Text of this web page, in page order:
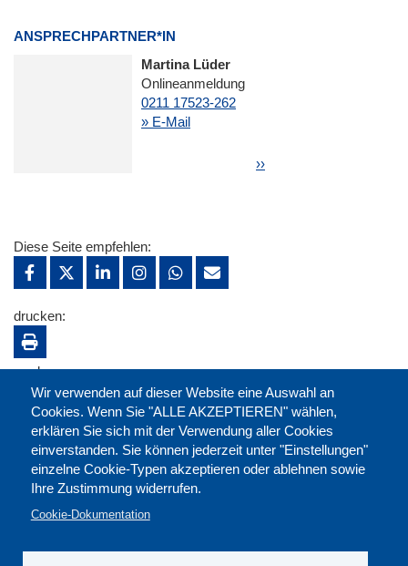
ANSPRECHPARTNER*IN
Martina Lüder
Onlineanmeldung
0211 17523-262
» E-Mail
SeitennummerierungNächste Seite
››
Wir verwenden auf dieser Website eine Auswahl an
Cookies. Wenn Sie "ALLE AKZEPTIEREN" wählen,
erklären Sie sich mit der Verwendung aller Cookies
einverstanden. Sie können jederzeit unter "Einstellungen"
einzelne Cookie-Typen akzeptieren oder ablehnen sowie
Ihre Zustimmung widerrufen.
Cookie-Dokumentation
Diese Seite empfehlen:
drucken:
merken: